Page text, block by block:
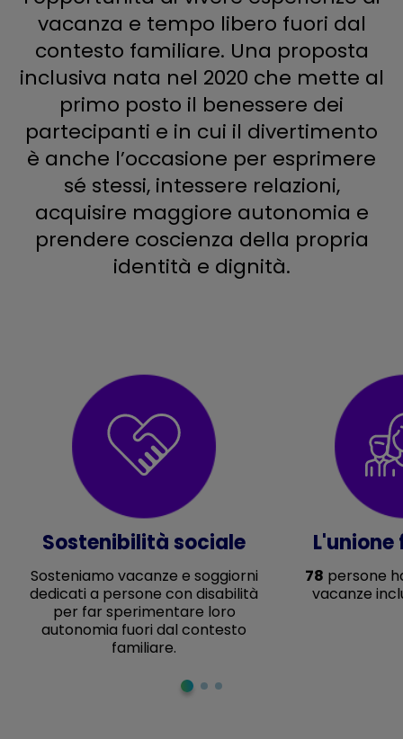
vacanza e tempo libero fuori dal
contesto familiare. Una proposta
inclusiva nata nel 2020 che mette al
primo posto il benessere dei
partecipanti e in cui il divertimento
è anche l’occasione per esprimere
sé stessi, intessere relazioni,
acquisire maggiore autonomia e
prendere coscienza della propria
identità e dignità.
Sostenibilità sociale
Sosteniamo vacanze e soggiorni
dedicati a persone con disabilità
per far sperimentare loro
autonomia fuori dal contesto
familiare.
78 persone
vacanze